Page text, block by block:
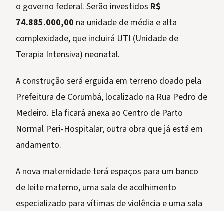
o governo federal. Serão investidos R$
74.885.000,00 na unidade de média e alta
complexidade, que incluirá UTI (Unidade de
Terapia Intensiva) neonatal.
A construção será erguida em terreno doado pela
Prefeitura de Corumbá, localizado na Rua Pedro de
Medeiro. Ela ficará anexa ao Centro de Parto
Normal Peri-Hospitalar, outra obra que já está em
andamento.
A nova maternidade terá espaços para um banco
de leite materno, uma sala de acolhimento
especializado para vítimas de violência e uma sala